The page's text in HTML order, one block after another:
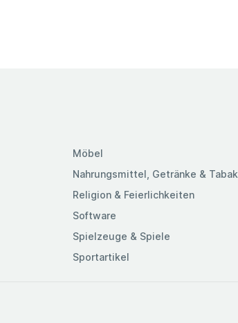
Möbel
Nahrungsmittel, Getränke & Tabak
Religion & Feierlichkeiten
Software
Spielzeuge & Spiele
Sportartikel